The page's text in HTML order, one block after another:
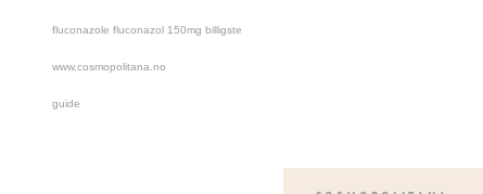
fluconazole fluconazol 150mg billigste
www.cosmopolitana.no
guide